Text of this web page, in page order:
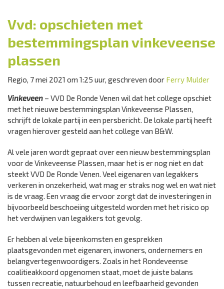
Vvd: opschieten met
bestemmingsplan vinkeveense
plassen
Regio, 7 mei 2021 om 1:25 uur, geschreven door Ferry Mulder
Vinkeveen – VVD De Ronde Venen wil dat het college opschiet
met het nieuwe bestemmingsplan Vinkeveense Plassen,
schrijft de lokale partij in een persbericht. De lokale partij heeft
vragen hierover gesteld aan het college van B&W.
Al vele jaren wordt gepraat over een nieuw bestemmingsplan
voor de Vinkeveense Plassen, maar het is er nog niet en dat
steekt VVD De Ronde Venen. Veel eigenaren van legakkers
verkeren in onzekerheid, wat mag er straks nog wel en wat niet
is de vraag. Een vraag die ervoor zorgt dat de investeringen in
bijvoorbeeld beschoeiing uitgesteld worden met het risico op
het verdwijnen van legakkers tot gevolg.
Er hebben al vele bijeenkomsten en gesprekken
plaatsgevonden met eigenaren, inwoners, ondernemers en
belangvertegenwoordigers. Zoals in het Rondeveense
coalitieakkoord opgenomen staat, moet de juiste balans
tussen recreatie, natuurbehoud en leefbaarheid gevonden